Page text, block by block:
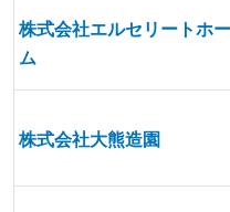
株式会社エルセリートホー
ム
株式会社大熊造園